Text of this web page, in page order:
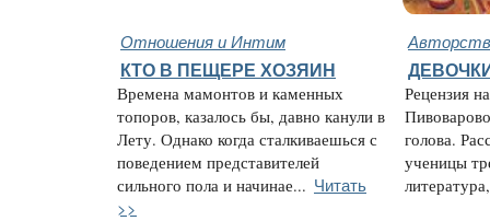
Отношения и Интим
КТО В ПЕЩЕРЕ ХОЗЯИН
Времена мамонтов и каменных
топоров, казалось бы, давно канули в
Лету. Однако когда сталкиваешься с
поведением представителей
сильного пола и начинае... Читать
>>
Рецензия
голова.
ученицы